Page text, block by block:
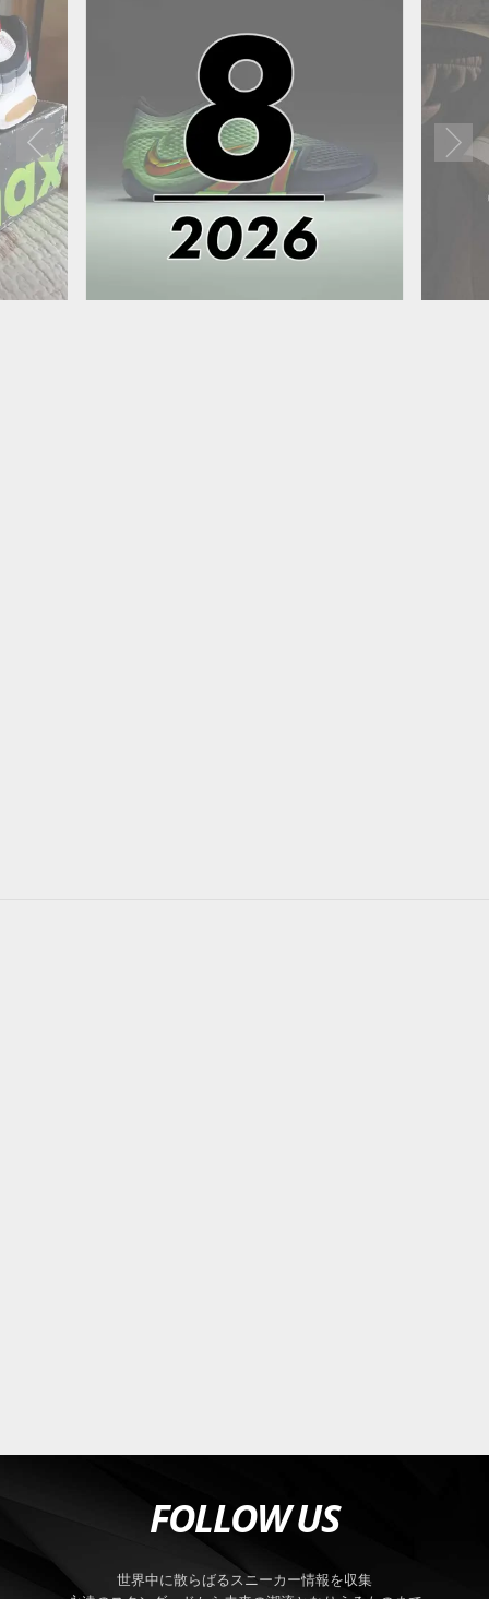
FOLLOW US
世界中に散らばるスニーカー情報を収集